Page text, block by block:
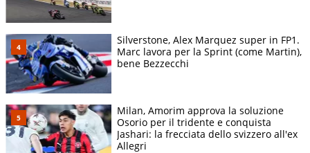
Silverstone, Alex Marquez super in FP1.
Marc lavora per la Sprint (come Martin),
bene Bezzecchi
Milan, Amorim approva la soluzione
Osorio per il tridente e conquista
Jashari: la frecciata dello svizzero all'ex
Allegri